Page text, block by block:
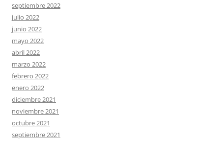
septiembre 2022
julio 2022
junio 2022
mayo 2022
abril 2022
marzo 2022
febrero 2022
enero 2022
diciembre 2021
noviembre 2021
octubre 2021
septiembre 2021